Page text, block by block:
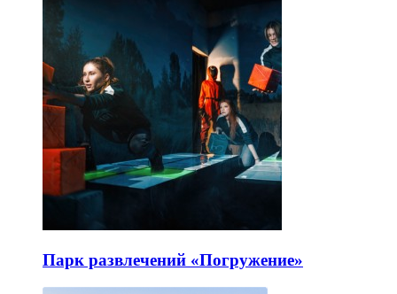
Парк развлечений «Погружение»